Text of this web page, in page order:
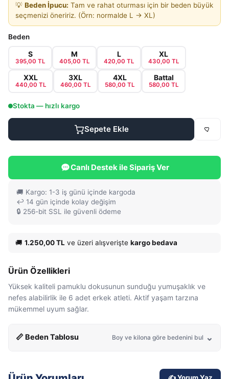
💡 Beden İpucu: Tam ve rahat oturması için bir beden büyük
seçmenizi öneririz. (Örn: normalde L → XL)
Beden
S
395,00 TL
M
405,00 TL
L
420,00 TL
XL
430,00 TL
XXL
440,00 TL
3XL
460,00 TL
4XL
580,00 TL
Battal
580,00 TL
Stokta — hızlı kargo
Sepete Ekle
Canlı Destek ile Sipariş Ver
🚚 Kargo: 1-3 iş günü içinde kargoda
↩️ 14 gün içinde kolay değişim
🔒 256-bit SSL ile güvenli ödeme
🚚 1.250,00 TL ve üzeri alışverişte kargo bedava
Ürün Özellikleri
Yüksek kaliteli pamuklu dokusunun sunduğu yumuşaklık ve
nefes alabilirlik ile 6 adet erkek atleti. Aktif yaşam tarzına
mükemmel uyum sağlar.
📏 Beden Tablosu Boy ve kilona göre bedenini bul